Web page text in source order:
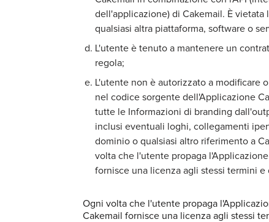
dell'applicazione) di Cakemail. È
qualsiasi altra piattaforma, software o
L'utente è tenuto a mantenere un
regola;
L'utente non è autorizzato a modificare
nel codice sorgente dell'Applicazione
tutte le Informazioni di branding
inclusi eventuali loghi, collegamenti
dominio o qualsiasi altro riferimento a
volta che l'utente propaga
fornisce una licenza agli stessi termini
Ogni volta che l'utente propaga
Cakemail fornisce una licenza agli stessi